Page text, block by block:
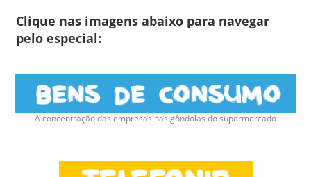
Clique nas imagens abaixo para navegar
pelo especial:
A concentração das empresas nas gôndolas do supermercado